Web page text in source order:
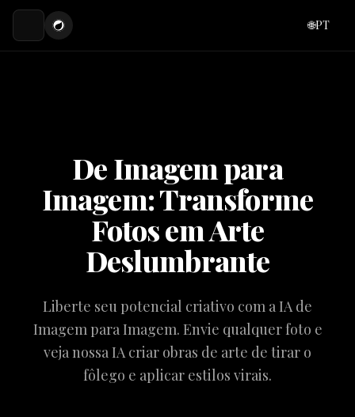
🌐PT
De Imagem para
Imagem: Transforme
Fotos em Arte
Deslumbrante
Liberte seu potencial criativo com a IA de
Imagem para Imagem. Envie qualquer foto e
veja nossa IA criar obras de arte de tirar o
fôlego e aplicar estilos virais.